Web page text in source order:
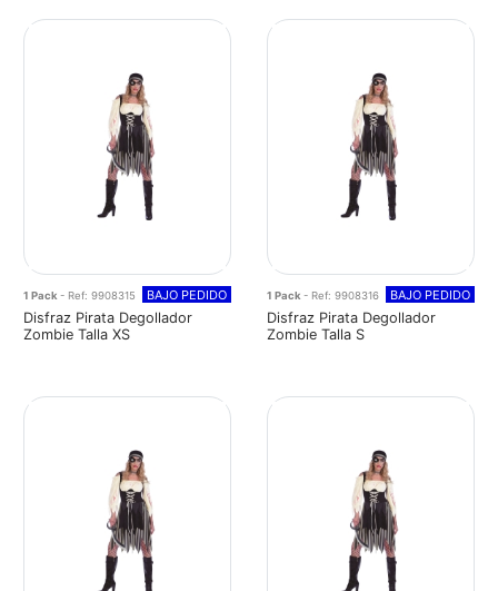
1 Pack - Ref: 9908315 BAJO PEDIDO
Disfraz Pirata Degollador
Zombie Talla XS
1 Pack - Ref: 9908316 BAJO PEDIDO
Disfraz Pirata Degollador
Zombie Talla S